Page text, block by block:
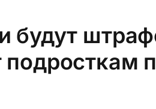
будут